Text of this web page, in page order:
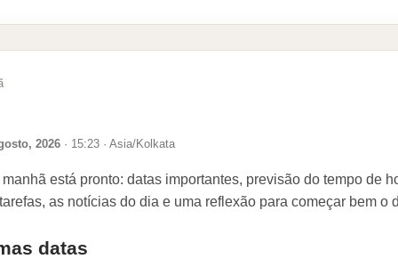
2026 · 15:23 · Asia/Kolkata
está pronto: datas importantes, previsão do tempo de
as notícias do dia e uma reflexão para começar bem o
datas